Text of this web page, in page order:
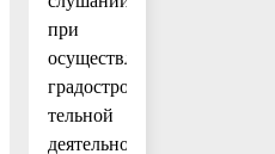
при
осуществлении
градострои-
тельной
деятельности